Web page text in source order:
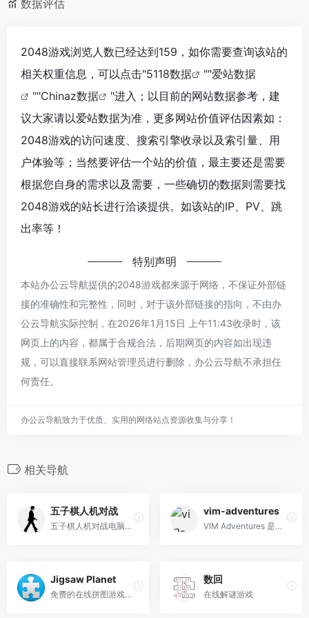
数据评估
2048游戏浏览人数已经达到159，如你需要查询该站的
相关权重信息，可以点击"5118数据 ""爱站数据
""Chinaz数据
"进入；以目前的网站数据参考，建
议大家请以爱站数据为准，更多网站价值评估因素如：
2048游戏的访问速度、搜索引擎收录以及索引量、用
户体验等；当然要评估一个站的价值，最主要还是需要
根据您自身的需求以及需要，一些确切的数据则需要找
2048游戏的站长进行洽谈提供。如该站的IP、PV、跳
出率等！
特别声明
本站办公云导航提供的2048游戏都来源于网络，不保证外部链
接的准确性和完整性，同时，对于该外部链接的指向，不由办
公云导航实际控制，在2026年1月15日 上午11:43收录时，该
网页上的内容，都属于合规合法，后期网页的内容如出现违
规，可以直接联系网站管理员进行删除，办公云导航不承担任
何责任。
办公云导航致力于优质、实用的网络站点资源收集与分享！
相关导航
五子棋人机对战
五子棋人机对战电脑网页版在线玩
vim-adventures
VIM Adventures 是一款以 VIM 键盘快捷键为核心的在线游戏，被誉为 “塞尔达遇上文本编辑” 的 puzzle 游戏，专为练习和记忆 VIM 及 VI 命令设计，能让用户轻松跨越 VIM 陡峭的学习曲线。
Jigsaw Planet
免费的在线拼图游戏平台，数百万免费拼图游戏
数回
在线解谜游戏